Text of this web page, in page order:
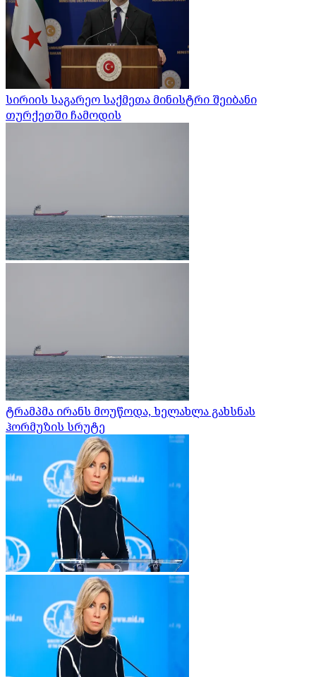
სირიის საგარეო საქმეთა მინისტრი შეიბანი
თურქეთში ჩამოდის
ტრამპმა ირანს მოუწოდა, ხელახლა გახსნას
ჰორმუზის სრუტე